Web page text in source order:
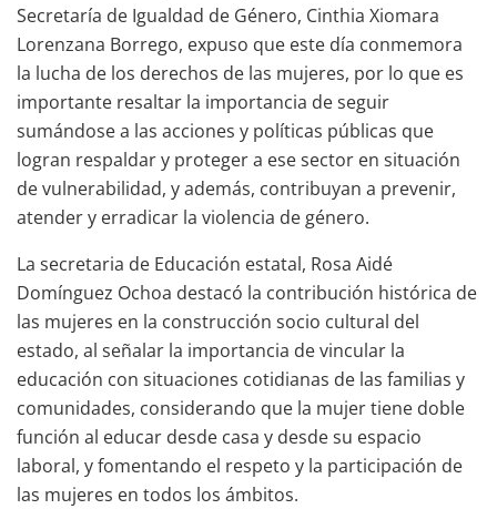
Secretaría de Igualdad de Género, Cinthia Xiomara
Lorenzana Borrego, expuso que este día conmemora
la lucha de los derechos de las mujeres, por lo que es
importante resaltar la importancia de seguir
sumándose a las acciones y políticas públicas que
logran respaldar y proteger a ese sector en situación
de vulnerabilidad, y además, contribuyan a prevenir,
atender y erradicar la violencia de género.
La secretaria de Educación estatal, Rosa Aidé
Domínguez Ochoa destacó la contribución histórica de
las mujeres en la construcción socio cultural del
estado, al señalar la importancia de vincular la
educación con situaciones cotidianas de las familias y
comunidades, considerando que la mujer tiene doble
función al educar desde casa y desde su espacio
laboral, y fomentando el respeto y la participación de
las mujeres en todos los ámbitos.